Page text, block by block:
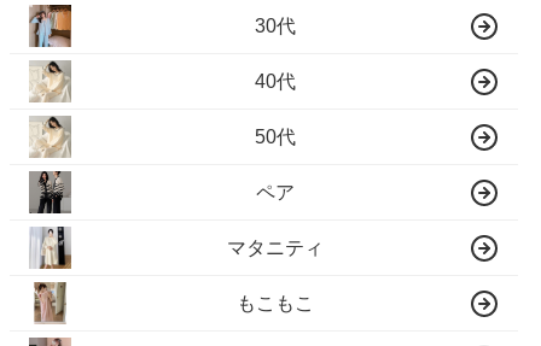
30代
40代
50代
ペア
マタニティ
もこもこ